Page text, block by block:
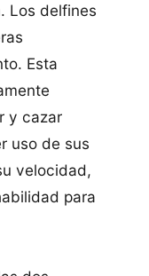
Los delfines
Esta
y cazar
uso de sus
velocidad,
para